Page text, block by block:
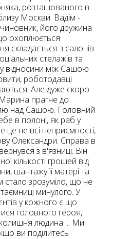
розташованого в
Москви. Вадім -
його дружина
охоплюється
складається з салонів
стелажів та
відносини між Сашою
роботодавці
Але дуже скоро
прагне до
над Сашою. Головний
в полоні, як раб у
це не всі неприємності,
Олександри. Справа в
з в'язниці. Він
кількості грошей від
шантажу її матері та
стало зрозуміло, що не
минулого. У
у кожного є що
головного героя,
колишня людина ... Ми
ви поділитесь